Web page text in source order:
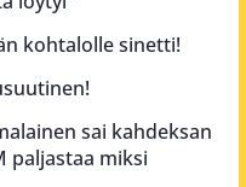
kohtalolle sinetti!
sai kahdeksan
paljastaa miksi